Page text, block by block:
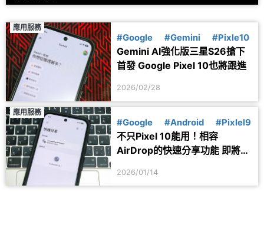
應用服務
#Google #Gemini #Pixle10
Gemini AI強化版三星S26搶下
首發 Google Pixel 10也將跟進
2026/02/28
應用服務
#Google #Android #Pixlel9
不只Pixel 10能用！相容
AirDrop的快速分享功能 即將下
2026/01/14